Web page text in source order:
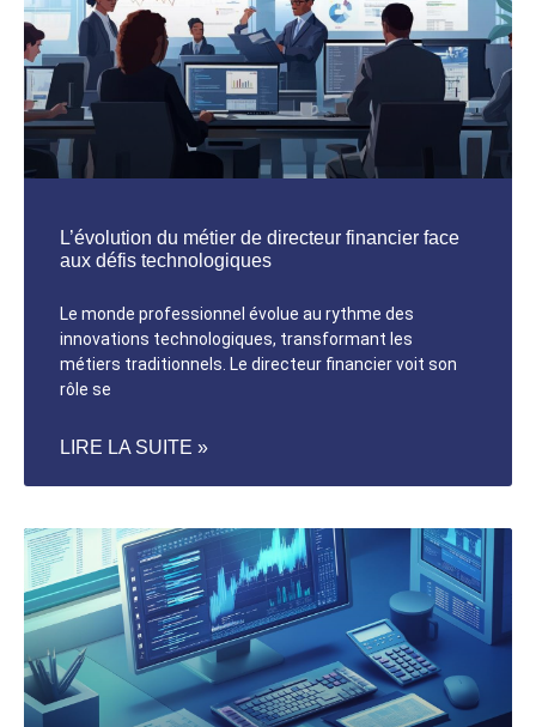
L’évolution du métier de directeur financier face
aux défis technologiques
Le monde professionnel évolue au rythme des
innovations technologiques, transformant les
métiers traditionnels. Le directeur financier voit son
rôle se
LIRE LA SUITE »